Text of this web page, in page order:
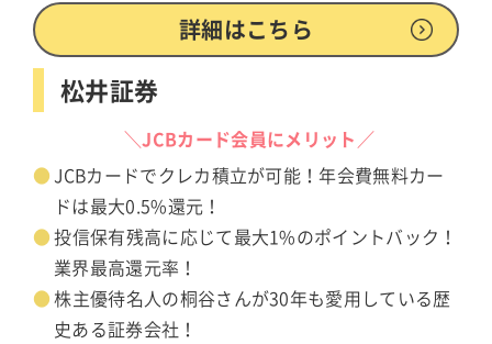
詳細はこちら
松井証券
＼JCBカード会員にメリット／
JCBカードでクレカ積立が可能！年会費無料カー
ドは最大0.5%還元！
投信保有残高に応じて最大1%のポイントバック！
業界最高還元率！
株主優待名人の桐谷さんが30年も愛用している歴
史ある証券会社！